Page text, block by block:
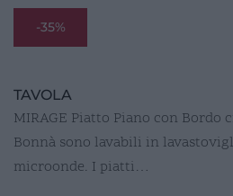
-35%
TAVOLA
MIRAGE Piatto Piano con Bordo
Bonnà sono lavabili in
microonde. I piatti…